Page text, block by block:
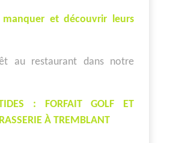
et découvrir leurs
au restaurant dans notre
: FORFAIT GOLF ET
À TREMBLANT